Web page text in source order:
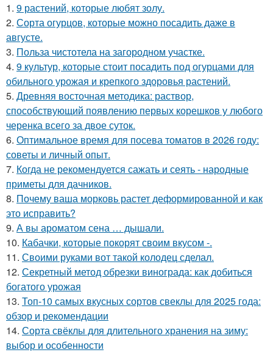
1. 9 растений, которые любят золу.
2. Сорта огурцов, которые можно посадить даже в
августе.
3. Польза чистотела на загородном участке.
4. 9 культур, которые стоит посадить под огурцами для
обильного урожая и крепкого здоровья растений.
5. Древняя восточная методика: раствор,
способствующий появлению первых корешков у любого
черенка всего за двое суток.
6. Оптимальное время для посева томатов в 2026 году:
советы и личный опыт.
7. Когда не рекомендуется сажать и сеять - народные
приметы для дачников.
8. Почему ваша морковь растет деформированной и как
это исправить?
9. А вы ароматом сена … дышали.
10. Кабачки, которые покорят своим вкусом -.
11. Своими руками вот такой колодец сделал.
12. Секретный метод обрезки винограда: как добиться
богатого урожая
13. Топ-10 самых вкусных сортов свеклы для 2025 года:
обзор и рекомендации
14. Сорта свёклы для длительного хранения на зиму:
выбор и особенности